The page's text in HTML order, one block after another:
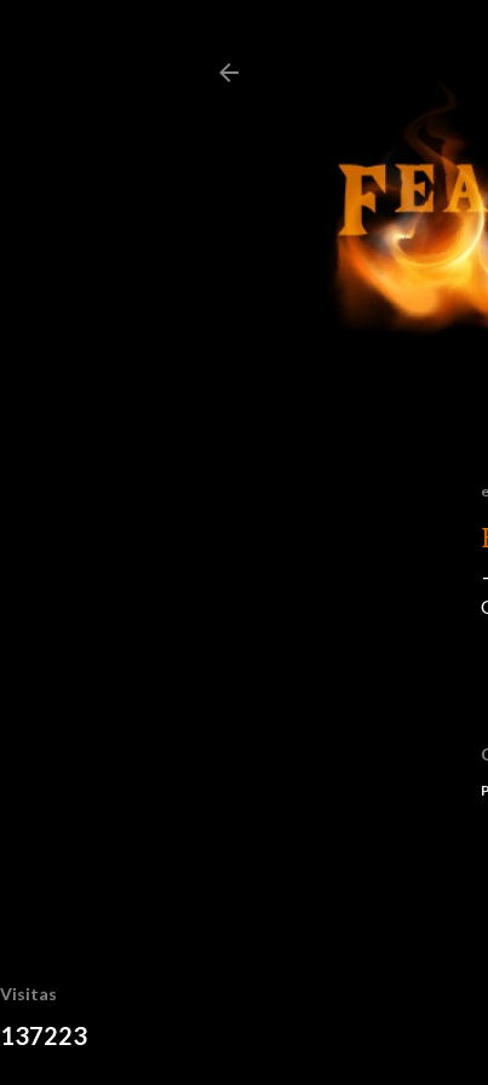
Visitas
137223